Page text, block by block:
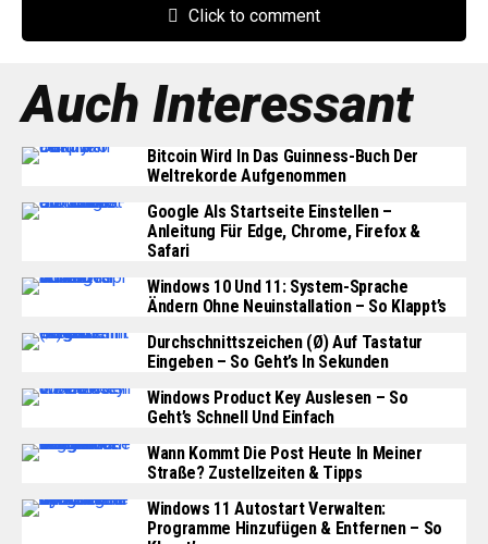
Click to comment
Auch Interessant
Bitcoin Wird In Das Guinness-Buch Der
Weltrekorde Aufgenommen
Google Als Startseite Einstellen –
Anleitung Für Edge, Chrome, Firefox &
Safari
Windows 10 Und 11: System-Sprache
Ändern Ohne Neuinstallation – So Klappt’s
Durchschnittszeichen (Ø) Auf Tastatur
Eingeben – So Geht’s In Sekunden
Windows Product Key Auslesen – So
Geht’s Schnell Und Einfach
Wann Kommt Die Post Heute In Meiner
Straße? Zustellzeiten & Tipps
Windows 11 Autostart Verwalten:
Programme Hinzufügen & Entfernen – So